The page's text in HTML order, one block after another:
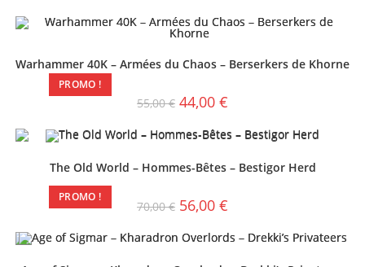
PROMO !
Warhammer 40K – Armées du Chaos – Berserkers de Khorne
55,00€ 44,00 €
PROMO !
The Old World – Hommes-Bêtes – Bestigor Herd
70,00€ 56,00 €